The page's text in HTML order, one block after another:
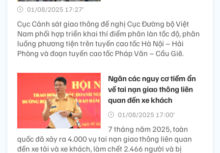
01/08/2025 17:27’
Cục Cảnh sát giao thông đề nghị Cục Đường bộ Việt
Nam phối hợp triển khai thí điểm phân làn tốc độ, phân
luồng phương tiện trên tuyến cao tốc Hà Nội – Hải
Phòng và đoạn tuyến cao tốc Pháp Vân – Cầu Giẽ.
Ngăn các nguy cơ tiềm ẩn
về tai nạn giao thông liên
quan đến xe khách
01/08/2025 17:00’
7 tháng năm 2025, toàn
quốc đã xảy ra 4.000 vụ tai nạn giao thông liên quan
đến xe tải và xe khách, làm chết 2.466 người và bị